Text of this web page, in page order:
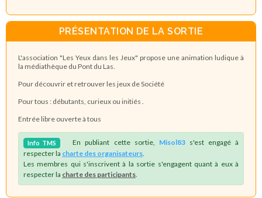
PRÉSENTATION DE LA SORTIE
L'association "Les Yeux dans les Jeux" propose une animation ludique à
la médiathèque du Pont du Las.
Pour découvrir et retrouver les jeux de Société
Pour tous : débutants, curieux ou initiés .
Entrée libre ouverte à tous
Info TMS En publiant cette sortie, Misol83s'est engagé à
respecter la charte des organisateurs
Les membres qui s'inscrivent à la sortie s'engagent quant à eux à
respecter la charte des participants